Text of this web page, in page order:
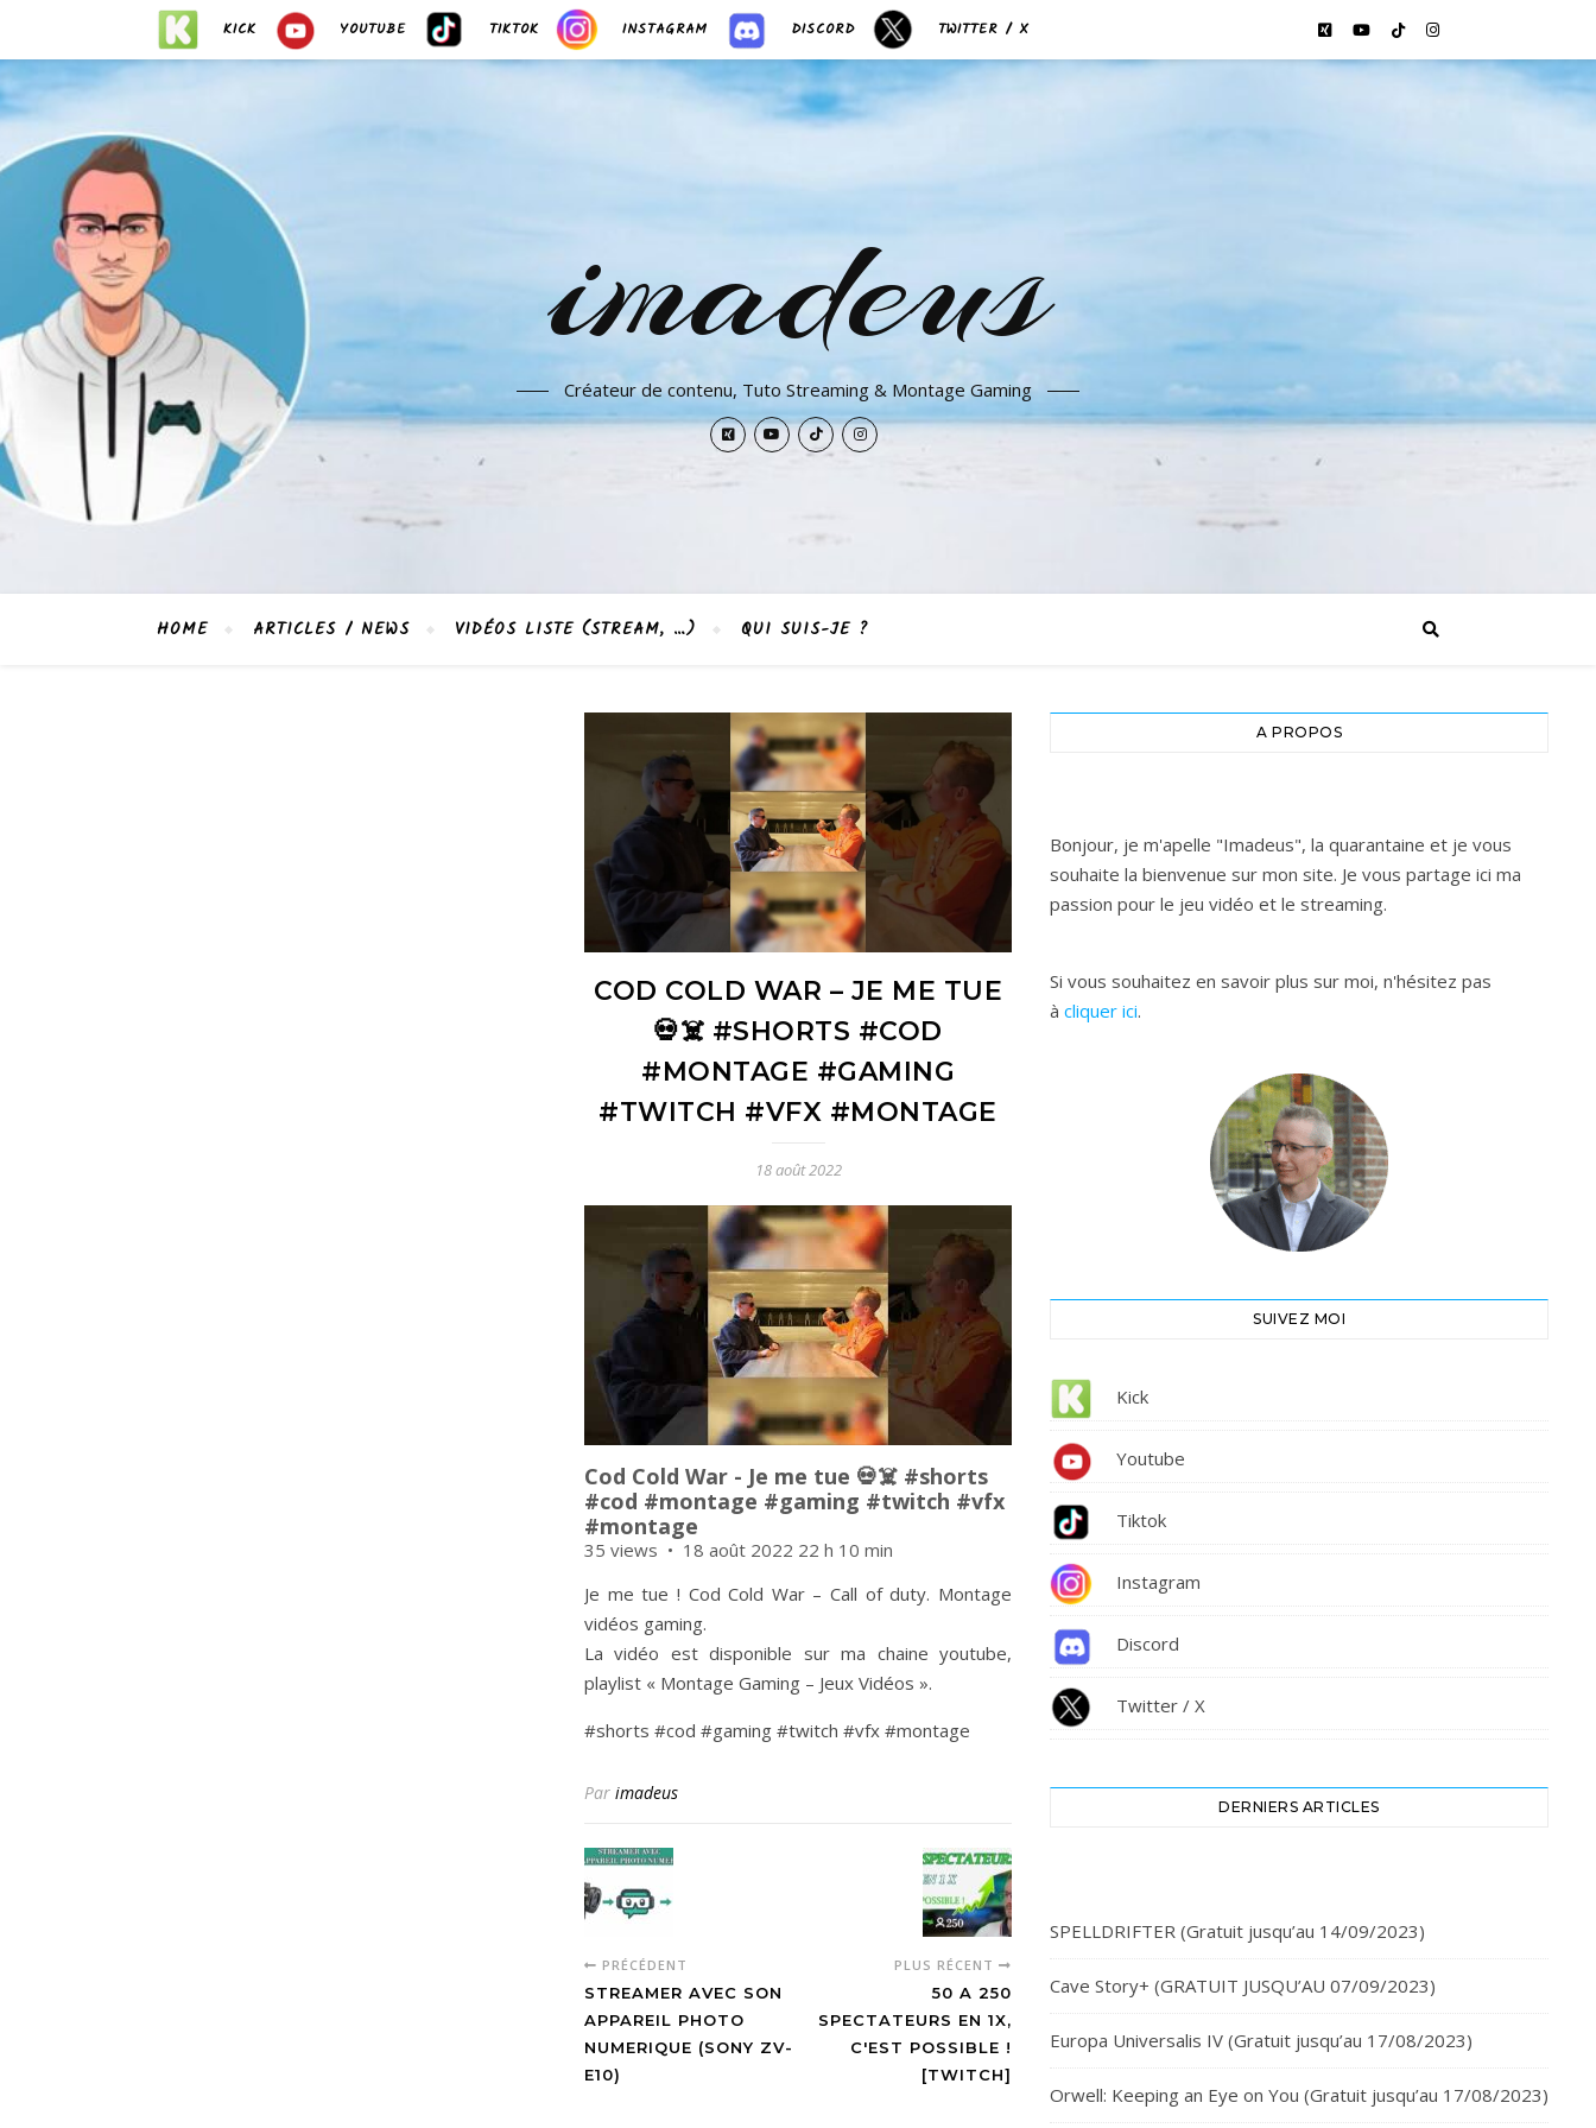
KICK YOUTUBE TIKTOK INSTAGRAM DISCORD TWITTER / X
imadeus
Créateur de contenu, Tuto Streaming & Montage Gaming
HOME ARTICLES / NEWS VIDÉOS LISTE (STREAM, …) QUI SUIS-JE ?
COD COLD WAR – JE ME TUE
💀☠️ #SHORTS #COD
#MONTAGE #GAMING
#TWITCH #VFX #MONTAGE
18 août 2022
Cod Cold War - Je me tue 💀☠️ #shorts
#cod #montage #gaming #twitch #vfx
#montage
35 views
18 août 2022 22 h 10 min
Je me tue ! Cod Cold War – Call of duty. Montage
vidéos gaming.
La vidéo est disponible sur ma chaine youtube,
playlist « Montage Gaming – Jeux Vidéos ».
#shorts #cod #gaming #twitch #vfx #montage
Par imadeus
PRÉCÉDENT
STREAMER AVEC SON
APPAREIL PHOTO
NUMERIQUE (SONY ZV-
E10)
PLUS RÉCENT
50 A 250
SPECTATEURS EN 1X,
C'EST POSSIBLE !
[TWITCH]
A PROPOS
Bonjour, je m'apelle "Imadeus", la quarantaine et je vous
souhaite la bienvenue sur mon site. Je vous partage ici ma
passion pour le jeu vidéo et le streaming.
Si vous souhaitez en savoir plus sur moi, n'hésitez pas
à cliquer ici.
SUIVEZ MOI
Kick
Youtube
Tiktok
Instagram
Discord
Twitter / X
DERNIERS ARTICLES
SPELLDRIFTER (Gratuit jusqu’au 14/09/2023)
Cave Story+ (GRATUIT JUSQU’AU 07/09/2023)
Europa Universalis IV (Gratuit jusqu’au 17/08/2023)
Orwell: Keeping an Eye on You (Gratuit jusqu’au 17/08/2023)